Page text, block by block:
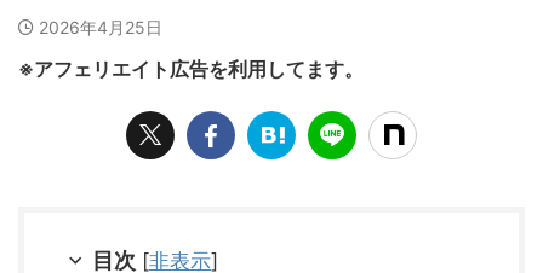
2026年4月25日
※アフェリエイト広告を利用してます。
目次 [非表示]